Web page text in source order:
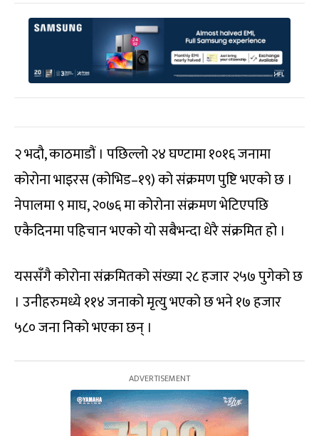
२ भदौ, काठमाडौं । पछिल्लो २४ घण्टामा १०१६ जनामा
कोरोना भाइरस (कोभिड–१९) को संक्रमण पुष्टि भएको छ ।
नेपालमा ९ माघ, २०७६ मा कोरोना संक्रमण भेटिएपछि
एकैदिनमा पहिचान भएको यो सबैभन्दा धेरै संक्रमित हो ।
यससँगै कोरोना संक्रमितको संख्या २८ हजार २५७ पुगेको छ
। उनीहरुमध्ये ११४ जनाको मृत्यु भएको छ भने १७ हजार
५८० जना निको भएका छन् ।